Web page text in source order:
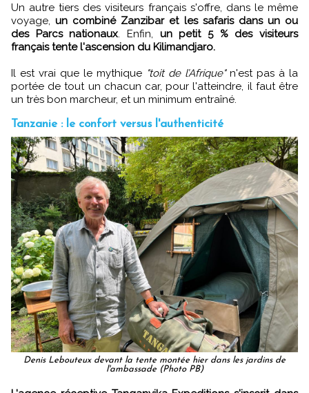
Un autre tiers des visiteurs français s'offre, dans le même
voyage, un combiné Zanzibar et les safaris dans un ou
des Parcs nationaux . Enfin, un petit 5 % des visiteurs
français tente l'ascension du Kilimandjaro.
Il est vrai que le mythique "toit de l’Afrique"n'est pas à la
portée de tout un chacun car, pour l'atteindre, il faut être
un très bon marcheur, et un minimum entraîné.
Tanzanie : le confort versus l'authenticité
Denis Lebouteux devant la tente montée hier dans les jardins de
l'ambassade (Photo PB)